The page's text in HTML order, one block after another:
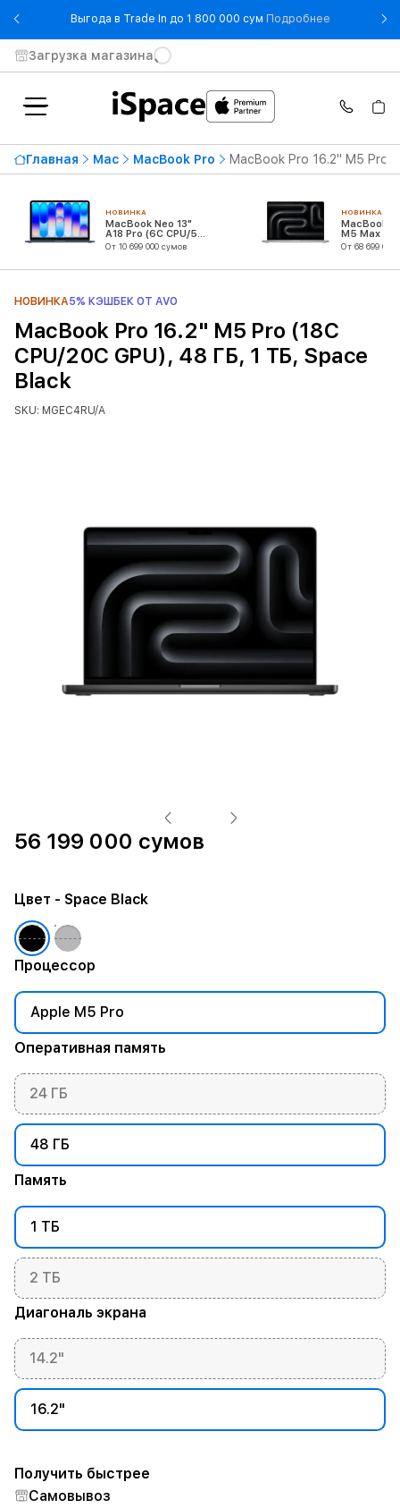
Выгода в Trade In до 1 800 000 сум Подробнее- Выгода в
Загрузка магазина
Главная Mac MacBook Pro MacBook Pro 16.2" M5 Pro
НОВИНКА
MacBook Neo 13"
A18 Pro (6C CPU/5C
GPU)
От 10 699 000 сумов
НОВИНКА
MacBook
M5 Max
CPU/32C
От 68 699 000
НОВИНКА5% КЭШБЕК ОТ AVO
MacBook Pro 16.2" M5 Pro (18C
CPU/20C GPU), 48 ГБ, 1 ТБ, Space
Black
SKU: MGEC4RU/A
56 199 000 сумов
Процессор
Apple M5 Pro
Оперативная память
24 ГБ
48 ГБ
Память
1 ТБ
2 ТБ
Диагональ экрана
14.2"
16.2"
Цвет - Space Black
Получить быстрее
Самовывоз